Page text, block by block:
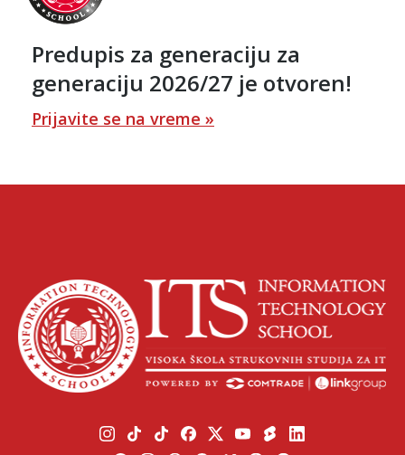
Predupis za generaciju za
generaciju 2026/27 je otvoren!
Prijavite se na vreme »